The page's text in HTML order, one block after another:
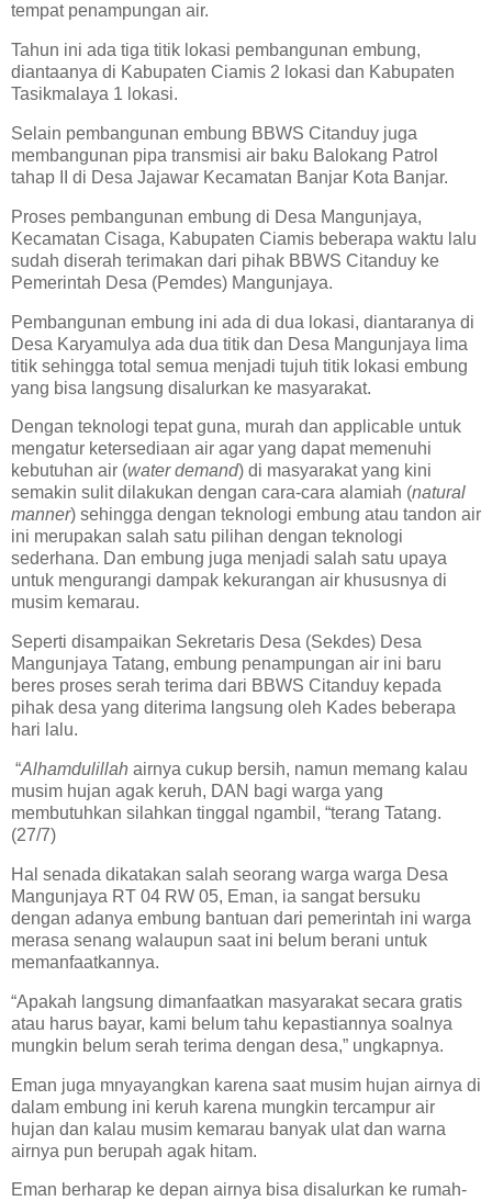
tempat penampungan air.
Tahun ini ada tiga titik lokasi pembangunan embung,
diantaanya di Kabupaten Ciamis 2 lokasi dan Kabupaten
Tasikmalaya 1 lokasi.
Selain pembangunan embung BBWS Citanduy juga
membangunan pipa transmisi air baku Balokang Patrol
tahap II di Desa Jajawar Kecamatan Banjar Kota Banjar.
Proses pembangunan embung di Desa Mangunjaya,
Kecamatan Cisaga, Kabupaten Ciamis beberapa waktu lalu
sudah diserah terimakan dari pihak BBWS Citanduy ke
Pemerintah Desa (Pemdes) Mangunjaya.
Pembangunan embung ini ada di dua lokasi, diantaranya di
Desa Karyamulya ada dua titik dan Desa Mangunjaya lima
titik sehingga total semua menjadi tujuh titik lokasi embung
yang bisa langsung disalurkan ke masyarakat.
Dengan teknologi tepat guna, murah dan applicable untuk
mengatur ketersediaan air agar yang dapat memenuhi
kebutuhan air (water demand) di masyarakat yang kini
semakin sulit dilakukan dengan cara-cara alamiah (natural
manner) sehingga dengan teknologi embung atau tandon air
ini merupakan salah satu pilihan dengan teknologi
sederhana. Dan embung juga menjadi salah satu upaya
untuk mengurangi dampak kekurangan air khususnya di
musim kemarau.
Seperti disampaikan Sekretaris Desa (Sekdes) Desa
Mangunjaya Tatang, embung penampungan air ini baru
beres proses serah terima dari BBWS Citanduy kepada
pihak desa yang diterima langsung oleh Kades beberapa
hari lalu.
“Alhamdulillah airnya cukup bersih, namun memang kalau
musim hujan agak keruh, DAN bagi warga yang
membutuhkan silahkan tinggal ngambil, “terang Tatang.
(27/7)
Hal senada dikatakan salah seorang warga warga Desa
Mangunjaya RT 04 RW 05, Eman, ia sangat bersuku
dengan adanya embung bantuan dari pemerintah ini warga
merasa senang walaupun saat ini belum berani untuk
memanfaatkannya.
“Apakah langsung dimanfaatkan masyarakat secara gratis
atau harus bayar, kami belum tahu kepastiannya soalnya
mungkin belum serah terima dengan desa,” ungkapnya.
Eman juga mnyayangkan karena saat musim hujan airnya di
dalam embung ini keruh karena mungkin tercampur air
hujan dan kalau musim kemarau banyak ulat dan warna
airnya pun berupah agak hitam.
Eman berharap ke depan airnya bisa disalurkan ke rumah-